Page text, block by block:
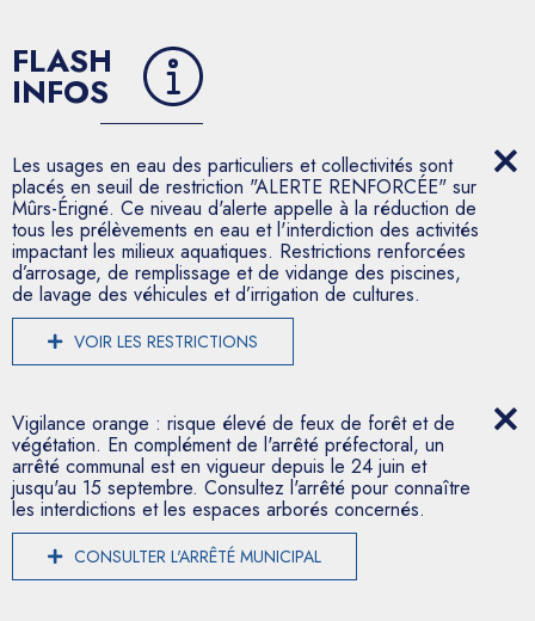
FLASH
INFOS
Les usages en eau des particuliers et collectivités sont
placés en seuil de restriction "ALERTE RENFORCÉE" sur
Mûrs-Érigné. Ce niveau d'alerte appelle à la réduction de
tous les prélèvements en eau et l'interdiction des activités
impactant les milieux aquatiques. Restrictions renforcées
d’arrosage, de remplissage et de vidange des piscines,
de lavage des véhicules et d’irrigation de cultures.
VOIR LES RESTRICTIONS
Vigilance orange : risque élevé de feux de forêt et de
végétation. En complément de l'arrêté préfectoral, un
arrêté communal est en vigueur depuis le 24 juin et
jusqu'au 15 septembre. Consultez l'arrêté pour connaître
les interdictions et les espaces arborés concernés.
CONSULTER L'ARRÊTÉ MUNICIPAL